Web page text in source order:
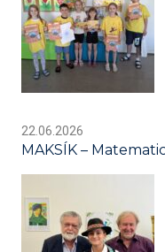
22.06.2026
MAKSÍK –